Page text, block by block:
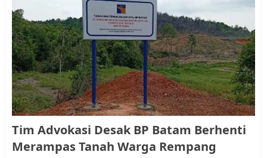
1
Pemko Batam Tegaskan RT dan
RW bukan Petugas Pendataan
dan Pemungutan Pajak
AGUSTUS 1, 2026 0
Kader Pajak jadi Penghubung
Pemerintah dan Masyarakat di
Lingkungan RT/RW
Tim Advokasi Desak BP Batam Berhenti
Merampas Tanah Warga Rempang